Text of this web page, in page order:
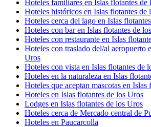
Hoteles familiares en Islas flotantes de
Hoteles históricos en Islas flotantes de
Hoteles cerca del lago en Islas
Hoteles con bar en Islas flotantes de
Hoteles con restaurante en Islas
Hoteles con traslado del/al aeropuerto
Uros
Hoteles con vista en Islas flotantes de
Hoteles en la naturaleza en Islas
Hoteles que aceptan mascotas en
Hoteles en Islas flotantes de los Uros
Lodges en Islas flotantes de los Uros
Hoteles cerca de Mercado central de
Hoteles en Paucarcolla